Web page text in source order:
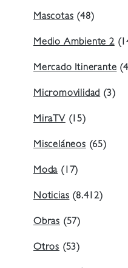
Mascotas(48)
Medio Ambiente 2
Mercado Itinerante
Micromovilidad(3)
MiraTV(15)
Misceláneos(65)
Moda(17)
Noticias(8.412)
Obras (57)
Otros (53)